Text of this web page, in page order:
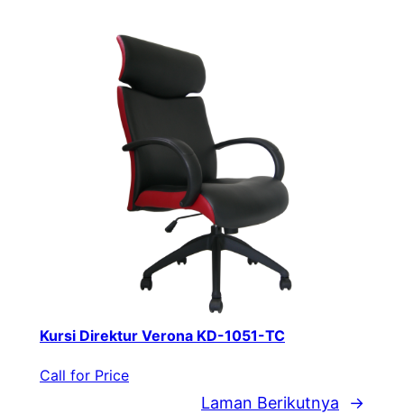
Kursi Direktur Verona KD-1051-TC
Call for Price
Laman Berikutnya →